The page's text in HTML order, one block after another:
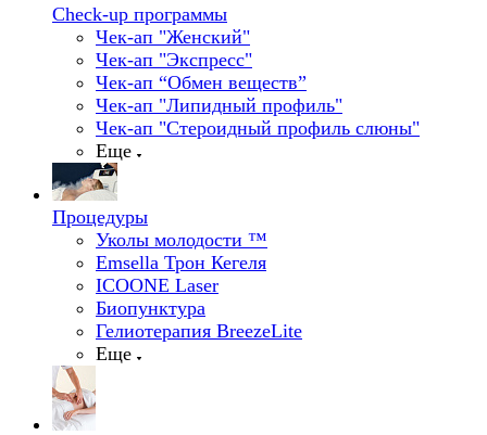
Check-up программы
Чек-ап "Женский"
Чек-ап "Экспресс"
Чек-ап “Обмен веществ”
Чек-ап "Липидный профиль"
Чек-ап "Стероидный профиль слюны"
Еще
Процедуры
Уколы молодости ™
Emsella Трон Кегеля
ICOONE Laser
Биопунктура
Гелиотерапия BreezeLite
Еще